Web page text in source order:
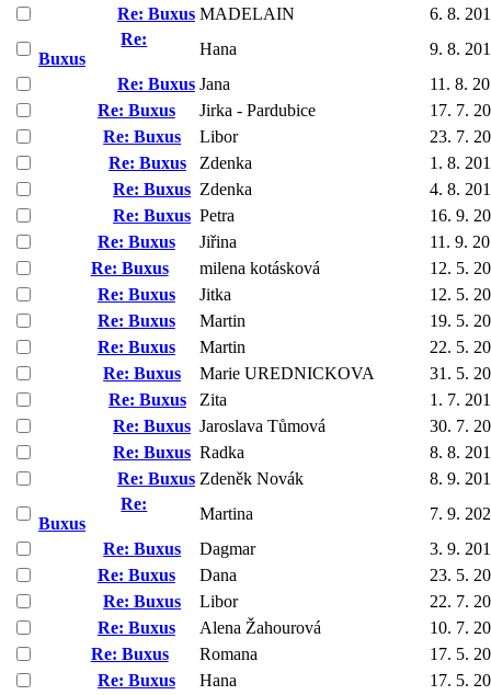
Re: Buxus MADELAIN
6. 8.
Re:
Buxus
Hana
9. 8.
Re: Buxus Jana
11. 8.
Re: Buxus
Jirka - Pardubice
17. 7.
Re: Buxus
Libor
23. 7.
Re: Buxus
Zdenka
1. 8.
Re: Buxus Zdenka
4. 8.
Re: Buxus Petra
16. 9.
Re: Buxus
Jiřina
11. 9.
Re: Buxus
milena kotásková
12. 5.
Re: Buxus
Jitka
12. 5.
Re: Buxus
Martin
19. 5.
Re: Buxus
Martin
22. 5.
Re: Buxus
Marie UREDNICKOVA
31. 5.
Re: Buxus
Zita
1. 7.
Re: Buxus Jaroslava Tůmová
30. 7.
Re: Buxus Radka
8. 8.
Re: Buxus Zdeněk Novák
8. 9.
Re:
Buxus
Martina
7. 9.
Re: Buxus
Dagmar
3. 9.
Re: Buxus
Dana
23. 5.
Re: Buxus
Libor
22. 7.
Re: Buxus
Alena Žahourová
10. 7.
Re: Buxus
Romana
17. 5.
Re: Buxus
Hana
17. 5.